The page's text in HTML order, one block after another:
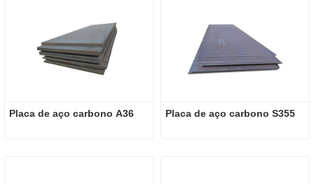
Placa de aço carbono A36 Placa de aço carbono S355